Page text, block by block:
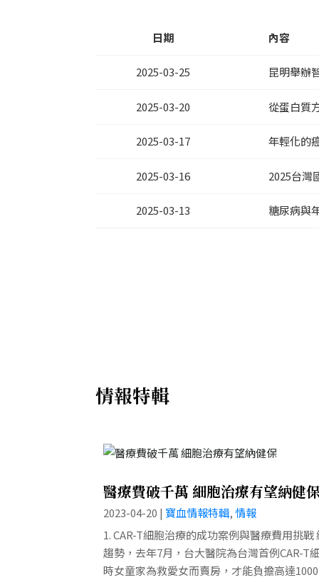
日期 內容
2025-03-25 昆明舉辦
2025-03-20 從蛋白質
2025-03-17 年輕化的
2025-03-16 2025台灣
2025-03-13 糖尿病與
情報特輯
醫療費破千萬 細胞治療有望納健
2023-04-20 | 寶血情報特輯,情報
1. CAR-T細胞治療的成功案例與醫療費用挑
趨勢，去年7月，台大醫院為台灣首例CAR-T
時女童家為救愛女而賣房，才能負擔高達